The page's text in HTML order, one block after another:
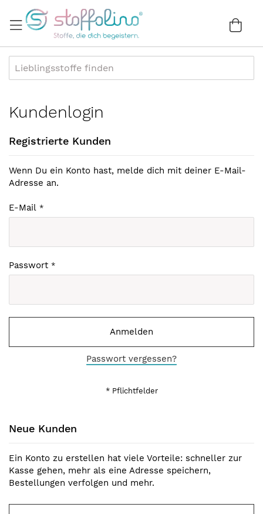
zum
Inhalt
Kundenlogin
Registrierte Kunden
Wenn Du ein Konto hast, melde dich mit deiner E-Mail-
Adresse an.
E-Mail
Passwort
Anmelden
Passwort vergessen?
Neue Kunden
Ein Konto zu erstellen hat viele Vorteile: schneller zur
Kasse gehen, mehr als eine Adresse speichern,
Bestellungen verfolgen und mehr.